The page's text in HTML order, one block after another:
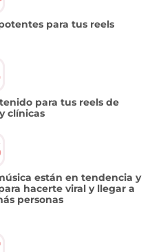
para tus reels
para tus reels de
clínicas
están en tendencia y
hacerte viral y llegar a
personas